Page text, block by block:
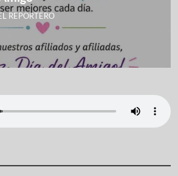
REPORTERO